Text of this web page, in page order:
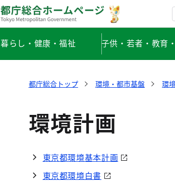
暮らし・健康・福祉 子供・若者・教育
都庁総合トップ 環境・都市基盤 環
環境計画
東京都環境基本計画
東京都環境白書